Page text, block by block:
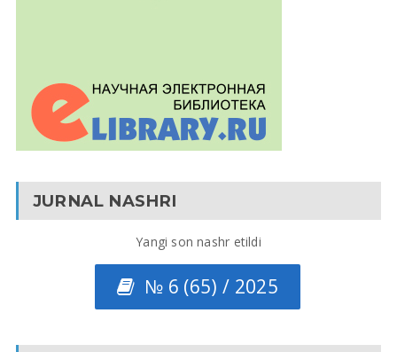
JURNAL NASHRI
Yangi son nashr etildi
№ 6 (65) / 2025